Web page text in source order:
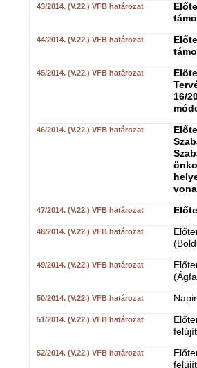
43/2014. (V.22.) VFB határozat
44/2014. (V.22.) VFB határozat
45/2014. (V.22.) VFB határozat
16/
46/2014. (V.22.) VFB határozat
47/2014. (V.22.) VFB határozat
48/2014. (V.22.) VFB határozat
49/2014. (V.22.) VFB határozat
50/2014. (V.22.) VFB határozat
51/2014. (V.22.) VFB határozat
52/2014. (V.22.) VFB határozat